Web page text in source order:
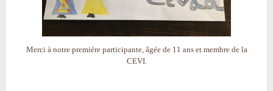
Merci à notre première participante, âgée de 11 ans et membre de la
CEVI.